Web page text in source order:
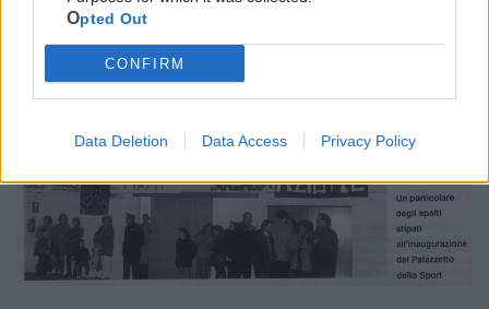
Opted Out
CONFIRM
Data Deletion Data Access Privacy Policy